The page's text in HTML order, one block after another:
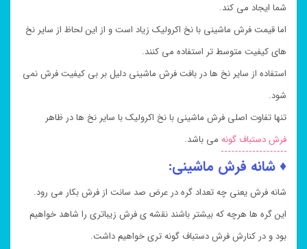
شما ایجاد می کند.
اما قیمت فرش ماشینی با نخ اکرولیک زیاد است و از این لحاظ از سایر نخ
های کیفیت متوسط تر استفاده می کنند.
استفاده از سایر نخ ها در بافت فرش ماشینی دلیل بر بی کیفیت فرش نمی
شود.
تنها تفاوت اصلی فرش ماشینی با نخ اکرولیک با سایر نخ ها در ظاهر
فرش دستباف گونه می باشد.
♦ شانه فرش ماشینی:
شانه فرش یعنی چه تعداد گره در عرض صد سانت از فرش بکار می رود.
این گره ها هرچه که بیشتر باشند نقشه ی فرش زیباتری را شاهد خواهیم
بود و در کنارش فرش دستباف گونه تری خواهیم داشت.